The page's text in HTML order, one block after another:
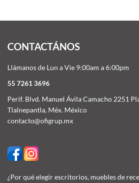
CONTACTÁNOS
Llámanos de Lun a Vie 9:00am a 6:00pm
55 7261 3696
Perif. Blvd. Manuel Ávila Camacho 2251
Tlalnepantla, Méx. México
contacto@ofigrup.mx
¿Por qué elegir escritorios, muebles de